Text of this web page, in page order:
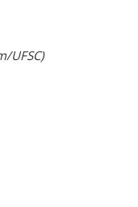
UFSC)